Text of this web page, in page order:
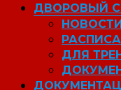
ДВОРОВЫЙ
ДЛЯ